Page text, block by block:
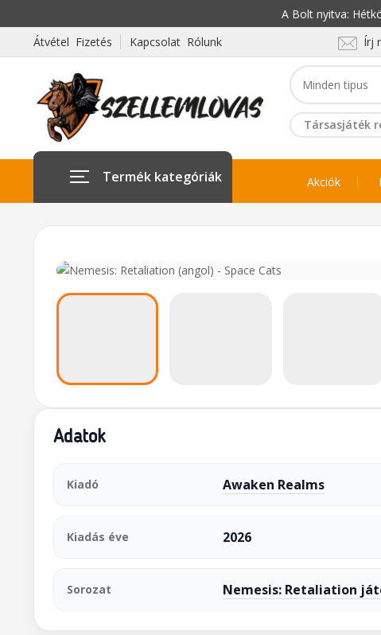
A Bolt nyitva:
Átvétel Fizetés
Kapcsolat Rólunk Írj
Társasjáték
Termék kategóriák Akciók
Adatok
Kiadó Awaken Realms
Kiadás éve 2026
Sorozat Nemesis: Retaliation